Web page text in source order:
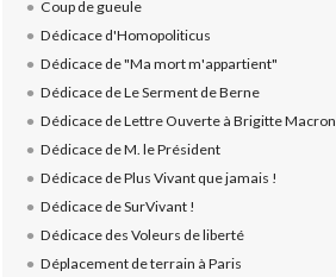
Coup de gueule
Dédicace d'Homopoliticus
Dédicace de "Ma mort m'appartient"
Dédicace de Le Serment de Berne
Dédicace de Lettre Ouverte à Brigitte Macron
Dédicace de M. le Président
Dédicace de Plus Vivant que jamais !
Dédicace de SurVivant !
Dédicace des Voleurs de liberté
Déplacement de terrain à Paris